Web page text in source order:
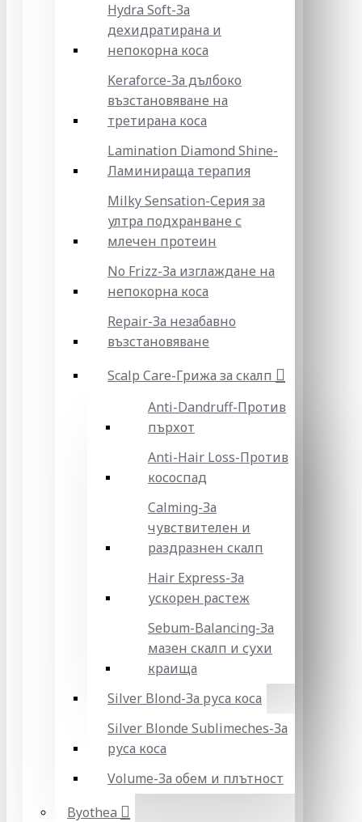
Hydra Soft-За
дехидратирана и
непокорна коса
Keraforce-За дълбоко
възстановяване на
третирана коса
Lamination Diamond Shine-
Ламинираща терапия
Milky Sensation-Серия за
ултра подхранване с
млечен протеин
No Frizz-За изглаждане на
непокорна коса
Repair-За незабавно
възстановяване
Scalp Care-Грижа за скалп
Anti-Dandruff-Против
пърхот
Anti-Hair Loss-Против
кососпад
Calming-За
чувствителен и
раздразнен скалп
Hair Express-За
ускорен растеж
Sebum-Balancing-За
мазен скалп и сухи
краища
Silver Blond-За руса коса
Silver Blonde Sublіmeches-За
руса коса
Volume-За обем и плътност
Byothea